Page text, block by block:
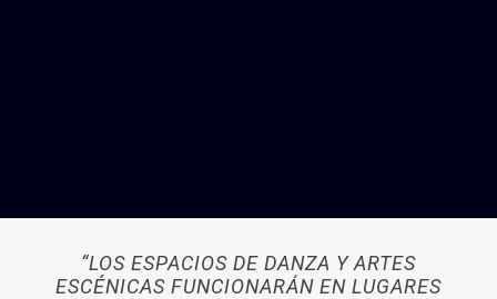
“LOS ESPACIOS DE DANZA Y ARTES
ESCÉNICAS FUNCIONARÁN EN LUGARES